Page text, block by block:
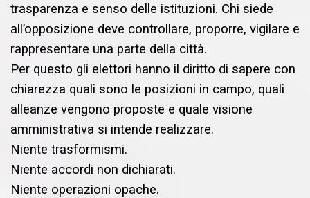
trasparenza e senso delle istituzioni. Chi siede
all’opposizione deve controllare, proporre, vigilare e
rappresentare una parte della città.
Per questo gli elettori hanno il diritto di sapere con
chiarezza quali sono le posizioni in campo, quali
alleanze vengono proposte e quale visione
amministrativa si intende realizzare.
Niente trasformismi.
Niente accordi non dichiarati.
Niente operazioni opache.